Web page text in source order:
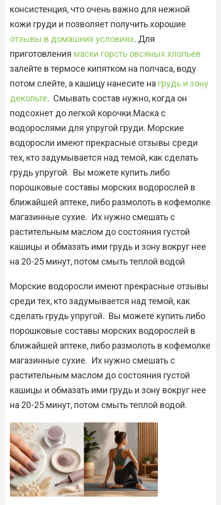
консистенция, что очень важно для нежной
кожи груди и позволяет получить хорошие
отзывы в домашних условиях. Для
приготовления маски горсть овсяных хлопьев
залейте в термосе кипятком на полчаса, воду
потом слейте, а кашицу нанесите на грудь и зону
декольте. Смывать состав нужно, когда он
подсохнет до легкой корочки.Маска с
водорослями для упругой груди. Морские
водоросли имеют прекрасные отзывы среди
тех, кто задумывается над темой, как сделать
грудь упругой. Вы можете купить либо
порошковые составы морских водорослей в
ближайшей аптеке, либо размолоть в кофемолке
магазинные сухие. Их нужно смешать с
растительным маслом до состояния густой
кашицы и обмазать ими грудь и зону вокруг нее
на 20-25 минут, потом смыть теплой водой
Морские водоросли имеют прекрасные отзывы
среди тех, кто задумывается над темой, как
сделать грудь упругой. Вы можете купить либо
порошковые составы морских водорослей в
ближайшей аптеке, либо размолоть в кофемолке
магазинные сухие. Их нужно смешать с
растительным маслом до состояния густой
кашицы и обмазать ими грудь и зону вокруг нее
на 20-25 минут, потом смыть теплой водой.